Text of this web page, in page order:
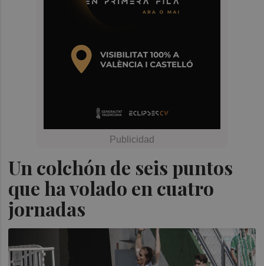
Un colchón de seis puntos
que ha volado en cuatro
jornadas